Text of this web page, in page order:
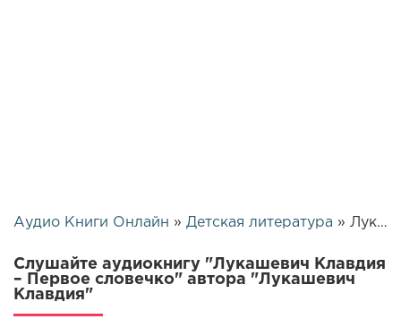
Аудио Книги Онлайн » Детская литература » Лукашевич Клавдия – Первое словечко | 26620
Слушайте аудиокнигу "Лукашевич Клавдия
– Первое словечко" автора "Лукашевич
Клавдия"